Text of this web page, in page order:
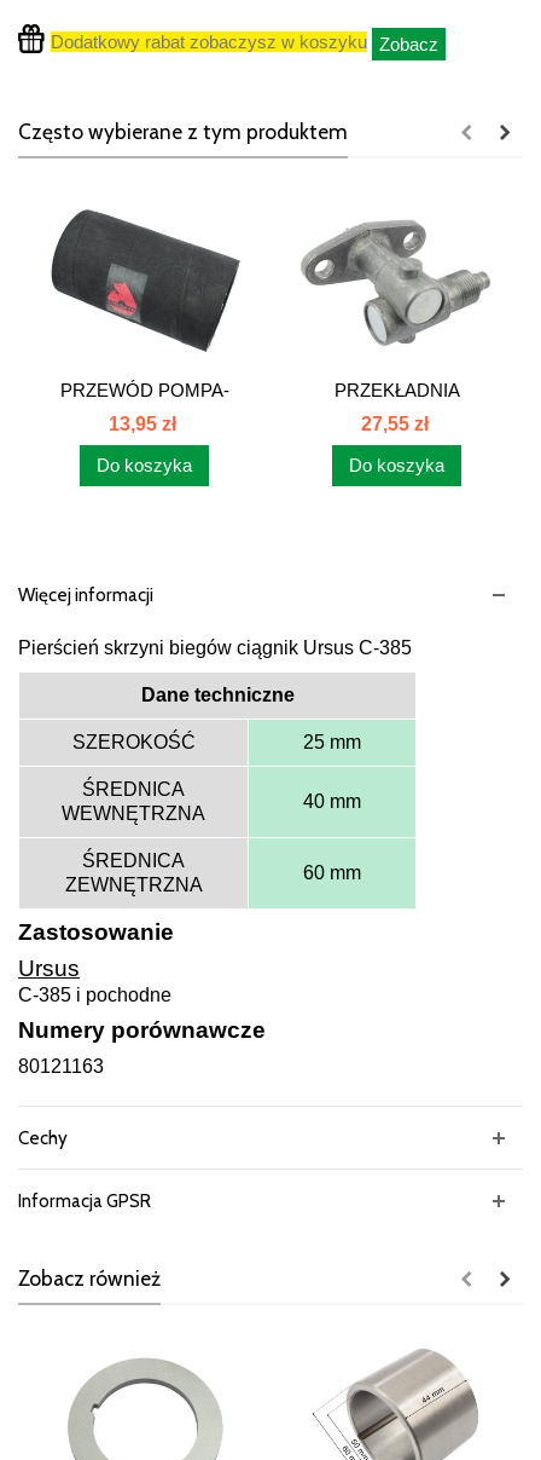
Dodatkowy rabat zobaczysz w koszyku Zobacz
Często wybierane z tym produktem
PRZEWÓD POMPA-
KOLANO C-385 89013002
13,95 zł
Do koszyka
PRZEKŁADNIA
LICZNIKA...
27,55 zł
Do koszyka
Więcej informacji
Pierścień skrzyni biegów ciągnik Ursus C-385
Dane techniczne
SZEROKOŚĆ 25 mm
ŚREDNICA
WEWNĘTRZNA
40 mm
ŚREDNICA
ZEWNĘTRZNA
60 mm
Zastosowanie
Ursus
C-385 i pochodne
Numery porównawcze
80121163
Cechy
Informacja GPSR
Zobacz również